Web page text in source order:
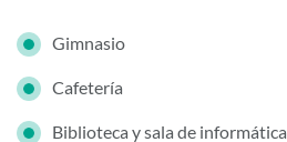
Gimnasio
Cafetería
Biblioteca y sala de informática